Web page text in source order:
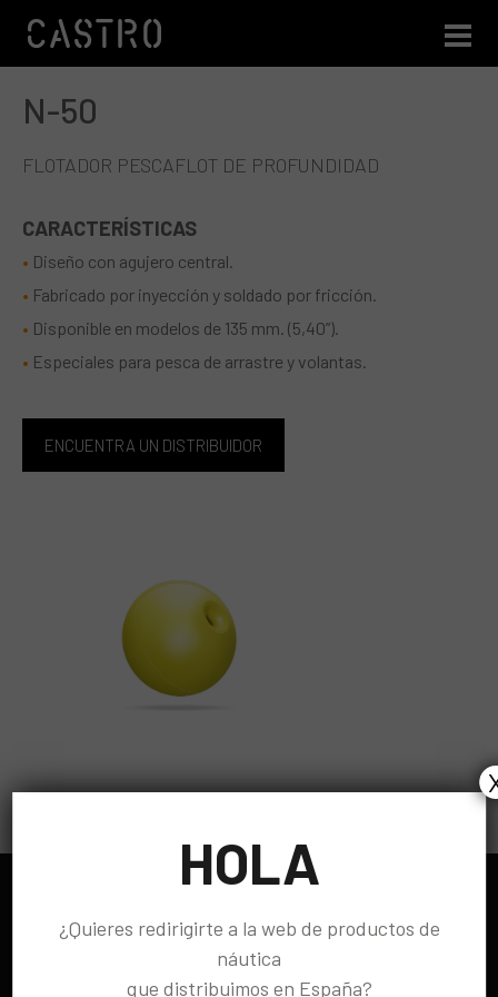
Pasar al contenido principal
N-50
FLOTADOR PESCAFLOT DE PROFUNDIDAD
CARACTERÍSTICAS
Diseño con agujero central.
Fabricado por inyección y soldado por fricción.
Disponible en modelos de 135 mm. (5,40”).
Especiales para pesca de arrastre y volantas.
ENCUENTRA UN DISTRIBUIDOR
HOLA
¿Quieres redirigirte a la web de productos de
náutica
que distribuimos en España?